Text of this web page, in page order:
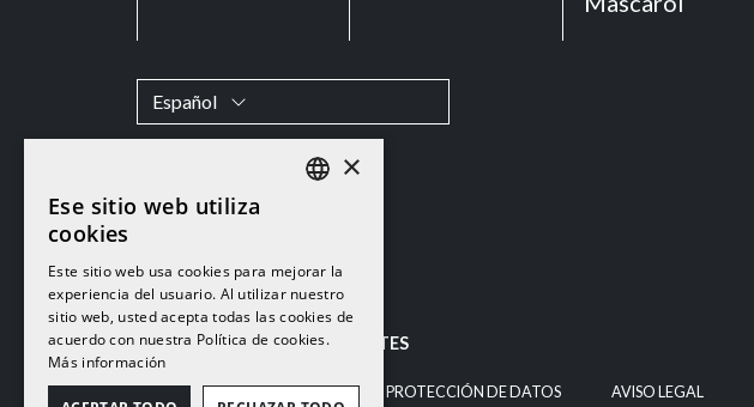
Español
© 2026 TANATORI DE MASCOTES
CONTACTA POLÍTICA DE PROTECCIÓN DE DATOS AVISO LEGAL
CATALAN
×
Ese sitio web utiliza
cookies
Este sitio web usa cookies para mejorar la
experiencia del usuario. Al utilizar nuestro
sitio web, usted acepta todas las cookies de
acuerdo con nuestra Política de cookies.
Más información